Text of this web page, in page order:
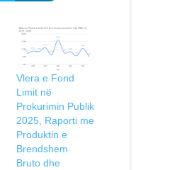
Vlera e Fond
Limit në
Prokurimin Publik
2025, Raporti me
Produktin e
Brendshem
Bruto dhe